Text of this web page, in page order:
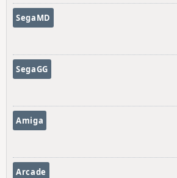
SegaMD
SegaGG
Amiga
Arcade